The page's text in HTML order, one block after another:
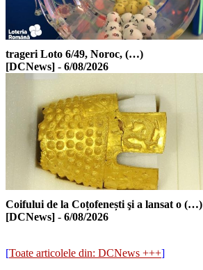
trageri Loto 6/49, Noroc, (…)
[DCNews] - 6/08/2026
Coifului de la Coțofenești şi a lansat o (…)
[DCNews] - 6/08/2026
[Toate articolele din: DCNews +++]